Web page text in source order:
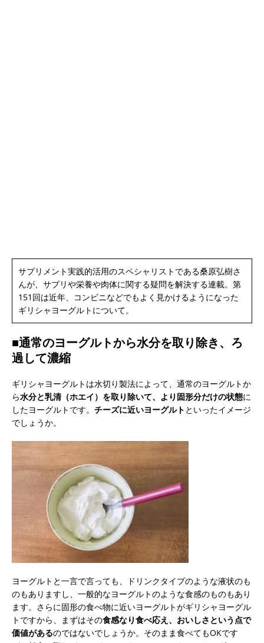
サプリメント実践的活用のスペシャリストである桑原弘樹さ
んが、サプリや栄養や肉体に関する疑問を解決する連載。第
151回は近年、コンビニなどでもよく見かけるようになった
ギリシャヨーグルトについて。
■通常のヨーグルトから水分を取り除き、ろ
過して濃縮
ギリシャヨーグルトは水切り製法によって、通常のヨーグルトか
ら水分と乳清（ホエイ）を取り除いて、より固形分だけの状態に
したヨーグルトです。 チーズに近いヨーグルト といったイメージ
でしょうか。
ヨーグルトと一言で言っても、ドリンクタイプのような液状のも
のもありますし、一般的なヨーグルトのような食感のものもあり
ます。さらに固形の食べ物に近いヨーグルトがギリシャヨーグル
トですから、まずはその食感なり食べ応え、おいしさという点で
価値があるのではないでしょうか。そのまま食べてもOKです